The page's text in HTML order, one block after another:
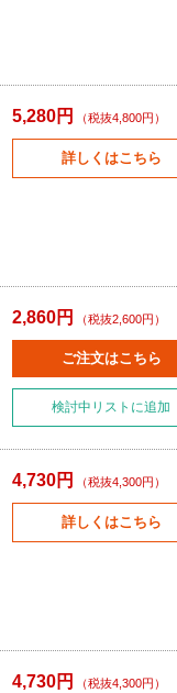
5,280円 （税抜4,800円）
詳しくはこちら
2,860円 （税抜2,600円）
ご注文はこちら
検討中リストに追加
4,730円 （税抜4,300円）
詳しくはこちら
4,730円 （税抜4,300円）